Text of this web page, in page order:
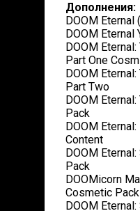
Дополнения:
DOOM Eternal
DOOM Eternal
DOOM
Part One
DOOM
Part Two
DOOM
Pack
DOOM
Content
DOOM
Pack
DOOMicorn
Cosmetic Pack
DOOM